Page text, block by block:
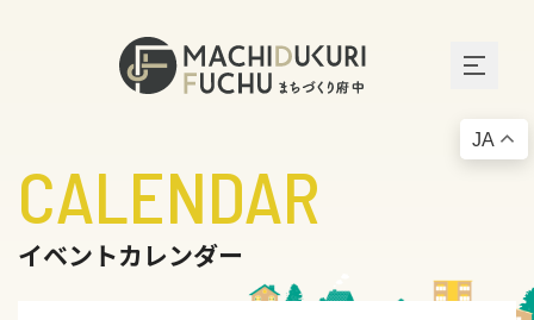
CALENDAR
イベントカレンダー
JA